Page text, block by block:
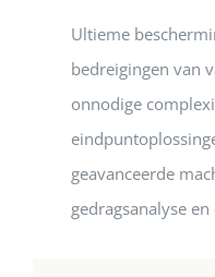
Ultieme
bedreigingen van
onnodige
geavanceerde
gedragsanalyse